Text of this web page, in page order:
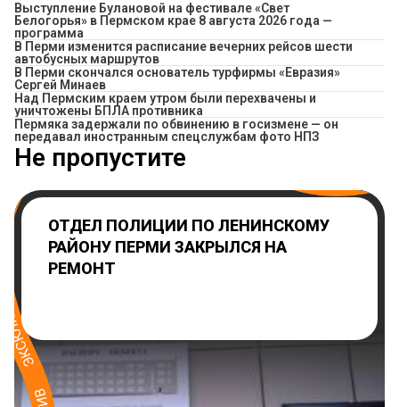
Выступление Булановой на фестивале «Свет
Белогорья» в Пермском крае 8 августа 2026 года —
программа
​В Перми изменится расписание вечерних рейсов шести
автобусных маршрутов
В Перми скончался основатель турфирмы «Евразия»
Сергей Минаев
Над Пермским краем утром были перехвачены и
уничтожены БПЛА противника
Пермяка задержали по обвинению в госизмене — он
передавал иностранным спецслужбам фото НПЗ
Не пропустите
ОТДЕЛ ПОЛИЦИИ ПО ЛЕНИНСКОМУ
РАЙОНУ ПЕРМИ ЗАКРЫЛСЯ НА
РЕМОНТ